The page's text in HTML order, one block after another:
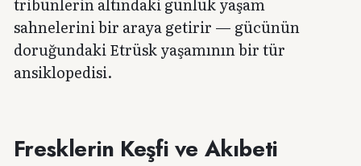
tribünlerin altındaki günlük yaşam
sahnelerini bir araya getirir — gücünün
doruğundaki Etrüsk yaşamının bir tür
ansiklopedisi.
Fresklerin Keşfi ve Akıbeti